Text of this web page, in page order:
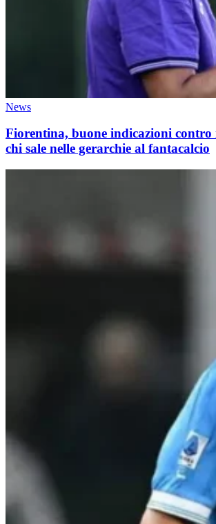
News
Fiorentina, buone indicazioni
chi sale nelle gerarchie al fantacalcio